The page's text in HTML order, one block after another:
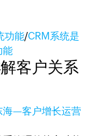
功能/CRM系统是
能
客户关系
海—客户增长运营